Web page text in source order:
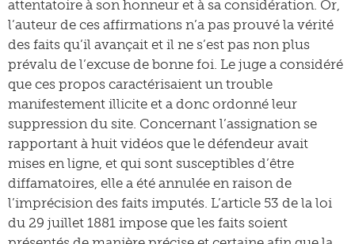
attentatoire à son honneur et à sa considération. Or,
l’auteur de ces affirmations n’a pas prouvé la vérité
des faits qu’il avançait et il ne s’est pas non plus
prévalu de l’excuse de bonne foi. Le juge a considéré
que ces propos caractérisaient un trouble
manifestement illicite et a donc ordonné leur
suppression du site. Concernant l’assignation se
rapportant à huit vidéos que le défendeur avait
mises en ligne, et qui sont susceptibles d’être
diffamatoires, elle a été annulée en raison de
l’imprécision des faits imputés. L’article 53 de la loi
du 29 juillet 1881 impose que les faits soient